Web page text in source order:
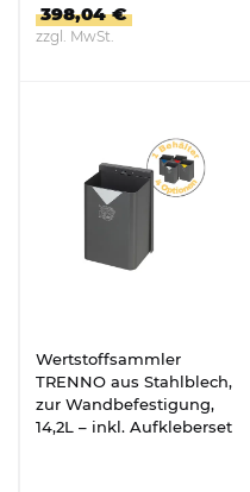
398,04 €
zzgl. MwSt.
Wertstoffsammler
TRENNO aus Stahlblech,
zur Wandbefestigung,
14,2L – inkl. Aufkleberset